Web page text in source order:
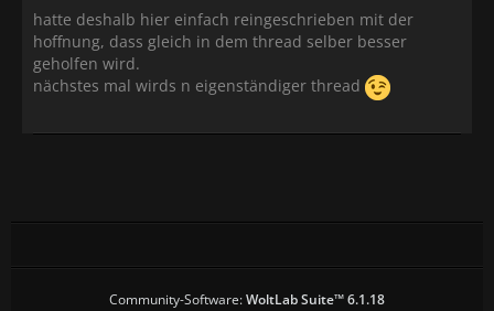
hatte deshalb hier einfach reingeschrieben mit der
hoffnung, dass gleich in dem thread selber besser
geholfen wird.
nächstes mal wirds n eigenständiger thread
Community-Software:WoltLab Suite™ 6.1.18